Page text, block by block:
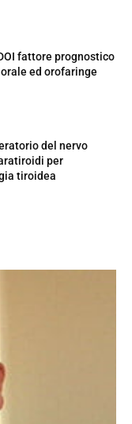
fattore prognostico
ed orofaringe
del nervo
per
tiroidea